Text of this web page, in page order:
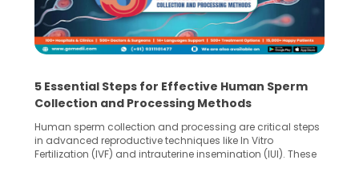
5 Essential Steps for Effective Human Sperm
Collection and Processing Methods
Human sperm collection and processing are critical steps
in advanced reproductive techniques like In Vitro
Fertilization (IVF) and intrauterine insemination (IUI). These